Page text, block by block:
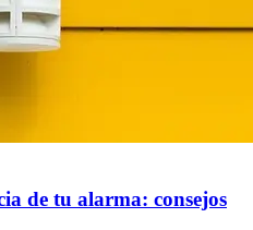
de tu alarma: consejos